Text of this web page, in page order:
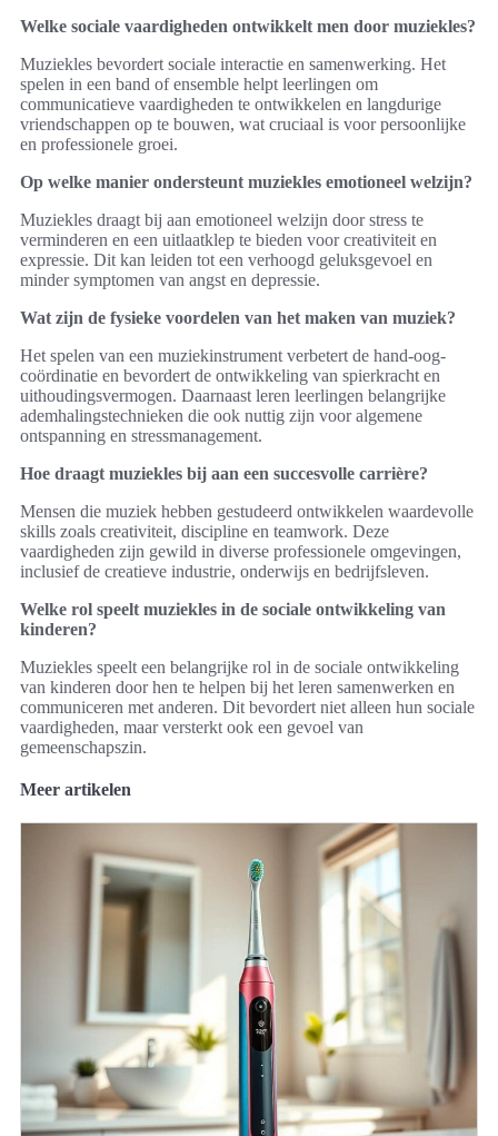
Welke sociale vaardigheden ontwikkelt men door muziekles?
Muziekles bevordert sociale interactie en samenwerking. Het
spelen in een band of ensemble helpt leerlingen om
communicatieve vaardigheden te ontwikkelen en langdurige
vriendschappen op te bouwen, wat cruciaal is voor persoonlijke
en professionele groei.
Op welke manier ondersteunt muziekles emotioneel welzijn?
Muziekles draagt bij aan emotioneel welzijn door stress te
verminderen en een uitlaatklep te bieden voor creativiteit en
expressie. Dit kan leiden tot een verhoogd geluksgevoel en
minder symptomen van angst en depressie.
Wat zijn de fysieke voordelen van het maken van muziek?
Het spelen van een muziekinstrument verbetert de hand-oog-
coördinatie en bevordert de ontwikkeling van spierkracht en
uithoudingsvermogen. Daarnaast leren leerlingen belangrijke
ademhalingstechnieken die ook nuttig zijn voor algemene
ontspanning en stressmanagement.
Hoe draagt muziekles bij aan een succesvolle carrière?
Mensen die muziek hebben gestudeerd ontwikkelen waardevolle
skills zoals creativiteit, discipline en teamwork. Deze
vaardigheden zijn gewild in diverse professionele omgevingen,
inclusief de creatieve industrie, onderwijs en bedrijfsleven.
Welke rol speelt muziekles in de sociale ontwikkeling van
kinderen?
Muziekles speelt een belangrijke rol in de sociale ontwikkeling
van kinderen door hen te helpen bij het leren samenwerken en
communiceren met anderen. Dit bevordert niet alleen hun sociale
vaardigheden, maar versterkt ook een gevoel van
gemeenschapszin.
Meer artikelen